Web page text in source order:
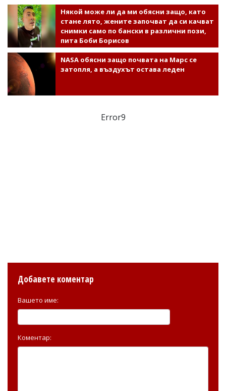
Някой може ли да ми обясни защо, като
стане лято, жените започват да си качват
снимки само по бански в различни пози,
пита Боби Борисов
NASA обясни защо почвата на Марс се
затопля, а въздухът остава леден
Error9
Добавете коментар
Вашето име:
Коментар: